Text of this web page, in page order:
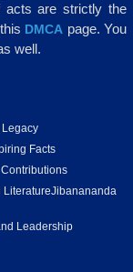
acts are strictly the
DMCA page. You
well.
Legacy
Facts
LiteratureJibanananda
Leadership